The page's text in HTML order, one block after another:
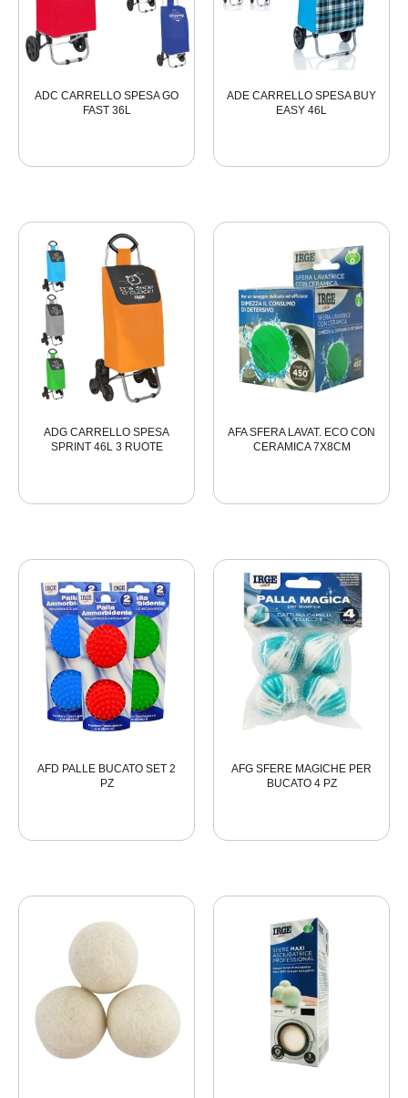
ADC CARRELLO SPESA GO
FAST 36L
ADE CARRELLO SPESA BUY
EASY 46L
ADG CARRELLO SPESA
SPRINT 46L 3 RUOTE
AFA SFERA LAVAT. ECO CON
CERAMICA 7X8CM
AFD PALLE BUCATO SET 2
PZ
AFG SFERE MAGICHE PER
BUCATO 4 PZ